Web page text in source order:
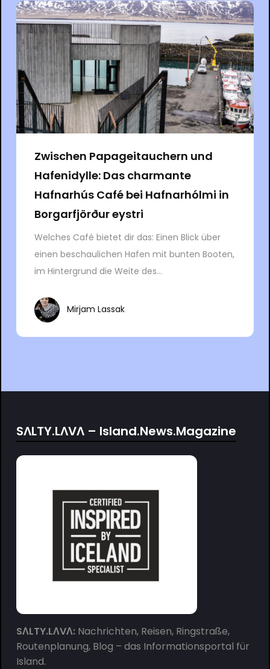
Zwischen Papageitauchern und
Hafenidylle: Das charmante
Hafnarhús Café bei Hafnarhólmi in
Borgarfjörður eystri
Welches Café bietet dir das: Einen Blick über
einen beschaulichen Hafen mit bunten Booten,
im Hintergrund die Weite des...
Mirjam Lassak
SΛLTY.LΛVΛ – Island.News.Magazine
SΛLTY.LΛVΛ:Nachrichten, Reisen, Ringstraße,
Routenplanung, Blog – das Informationsportal für
Island.